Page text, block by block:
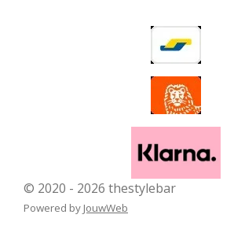
© 2020 - 2026 thestylebar
Powered by JouwWeb